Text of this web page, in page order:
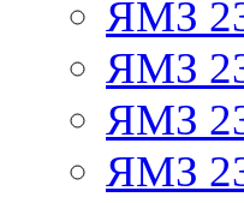
ЯМЗ
ЯМЗ
ЯМЗ
ЯМЗ